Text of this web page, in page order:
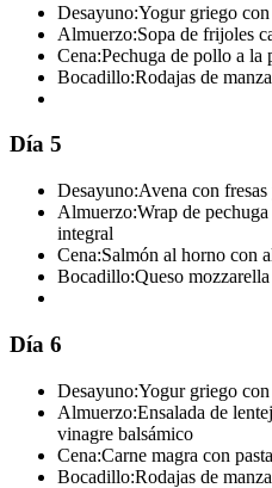
Desayuno:Yogur griego con
Almuerzo:Sopa de frijoles
Cena:Pechuga de pollo a la
Bocadillo:Rodajas de
Día 5
Desayuno:Avena con
Almuerzo:Wrap de
integral
Cena:Salmón al horno con
Bocadillo:Queso
Día 6
Desayuno:Yogur griego con
Almuerzo:Ensalada de
vinagre balsámico
Cena:Carne magra con
Bocadillo:Rodajas de